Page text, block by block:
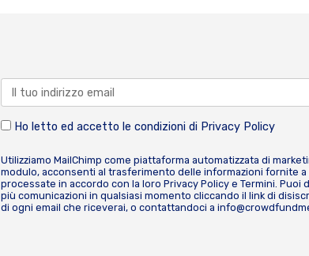
Ho letto ed accetto le condizioni di Privacy Policy
Utilizziamo MailChimp come piattaforma automatizzata di
modulo, acconsenti al trasferimento delle informazioni fornite a
processate in accordo con la loro Privacy Policy e Termini. Puoi
più comunicazioni in qualsiasi momento cliccando il link di
di ogni email che riceverai, o contattandoci a